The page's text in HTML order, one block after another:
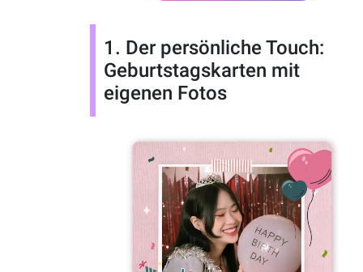
1. Der persönliche Touch:
Geburtstagskarten mit
eigenen Fotos